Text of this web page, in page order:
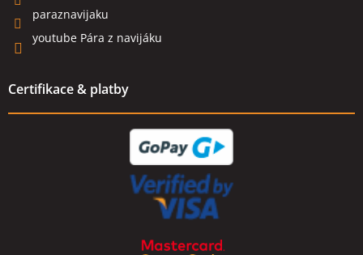
paraznavijaku
youtube Pára z navijáku
Certifikace & platby